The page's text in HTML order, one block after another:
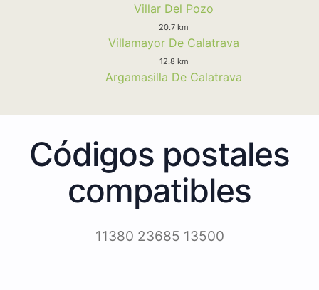
Villar Del Pozo
20.7 km
Villamayor De Calatrava
12.8 km
Argamasilla De Calatrava
Códigos postales
compatibles
11380 23685 13500